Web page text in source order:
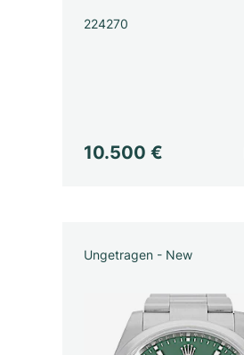
224270
10.500 €
Ungetragen - New